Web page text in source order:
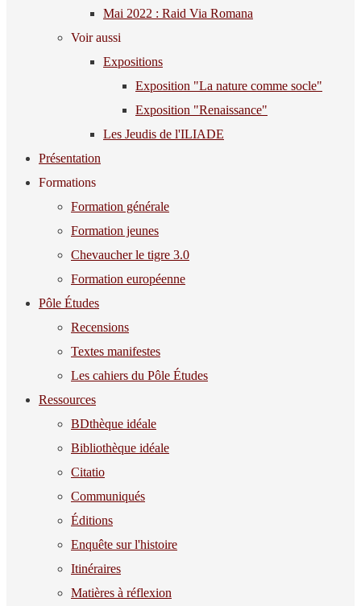
Mai 2022 : Raid Via Romana
Voir aussi
Expositions
Exposition "La nature comme socle"
Exposition "Renaissance"
Les Jeudis de l'ILIADE
Présentation
Formations
Formation générale
Formation jeunes
Chevaucher le tigre 3.0
Formation européenne
Pôle Études
Recensions
Textes manifestes
Les cahiers du Pôle Études
Ressources
BDthèque idéale
Bibliothèque idéale
Citatio
Communiqués
Éditions
Enquête sur l'histoire
Itinéraires
Matières à réflexion